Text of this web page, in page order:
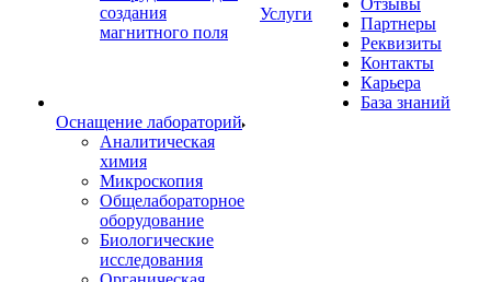
создания
магнитного поля
Оснащение лабораторий
Аналитическая
химия
Микроскопия
Общелабораторное
оборудование
Биологические
исследования
Услуги
Отзывы
Партнеры
Реквизиты
Контакты
Карьера
База знаний